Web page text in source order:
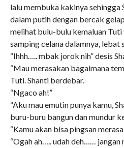
lalu membuka kakinya sehingga
dalam putih dengan bercak
melihat bulu-bulu kemaluan
samping celana dalamnya, lebat
“Ihhh….. mbak jorok nih” desis
“Mau merasakan bagaimana
Tuti. Shanti berdebar.
“Ngaco ah!”
“Aku mau emutin punya kamu,
buru-buru bangun dan mundur
“Kamu akan bisa pingsan
“Ogah ah….. udah deh…… jangan